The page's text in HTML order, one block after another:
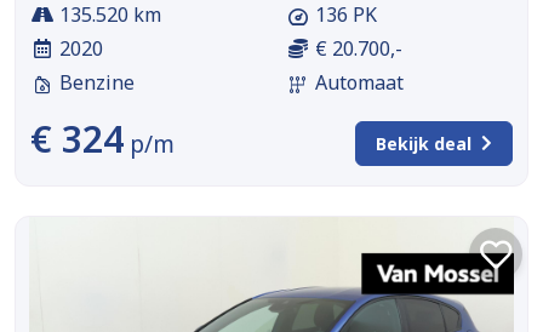
135.520 km
2020
Benzine
136 PK
€ 20.700,-
Automaat
€ 324 p/m Bekijk deal